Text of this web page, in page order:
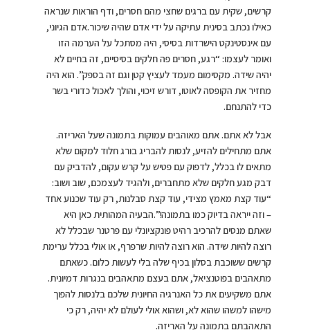
קרשים, שקית עם ברגים שחצי מהם חסרים, ודף הוראות שנראה
כאילו נכתב בסינית עתיקה על ידי אדם שהיה שיכור.אדם הגיוני,
עם אינסטינקט הישרדות בסיסי, היה מסתכל על הערמה הזו
ואומר לעצמו: “רגע, חסרים פה חלקים בסיסיים, זה בחיים לא
יהיה שידה. מקסימום מעמד לעציץ קטן וגם זה בספק”. הוא היה
מחזיר את הקופסה לאוטו, דורש זיכוי, והולך לאכול כדורי בשר
כדי להתנחם.
אבל לא אתם. אתם מאוהבים עמוקות בתמונה שעל האריזה.
אתם מתחילים להזיע, לנסות להבריג בורג חלוד למקום שלא
מתאים לו בכלל, לדפוק עם פטיש על קרש עקום, להדביק עם
דבק מגע חלקים שלא מתחברים, ולהגיד לעצמכם, שוב ושוב:
“עוד קצת מאמץ מצידי, עוד קצת סבלנות, רק עוד שכנוע אחד
– וזה ייראה בדיוק כמו בתמונה!”.הבעיה המהותית כאן היא
שאתם מנסים להרכיב רהיט פונקציונלי עם פרטנר שבכלל לא
רוצה להיות שידה. הוא רוצה להיות שרפרף, או אולי בכלל ערימת
קרשים ששוכבת בסלון בכיף שלה בלי לעשות כלום. כשאתם
מתאהבים בפוטנציאל, אתם בעצם מתאהבים בנגרות דמיונית.
אתם משקיעים את כל האנרגיה החיונית שלכם בלנסות להפוך
מישהו למשהו שהוא לא, ושהוא אולי לעולם לא יהיה, רק כי
התאהבתם בתמונה על האריזה.